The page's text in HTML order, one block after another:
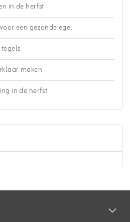
in de herfst
een gezonde egel
maken
in de herfst